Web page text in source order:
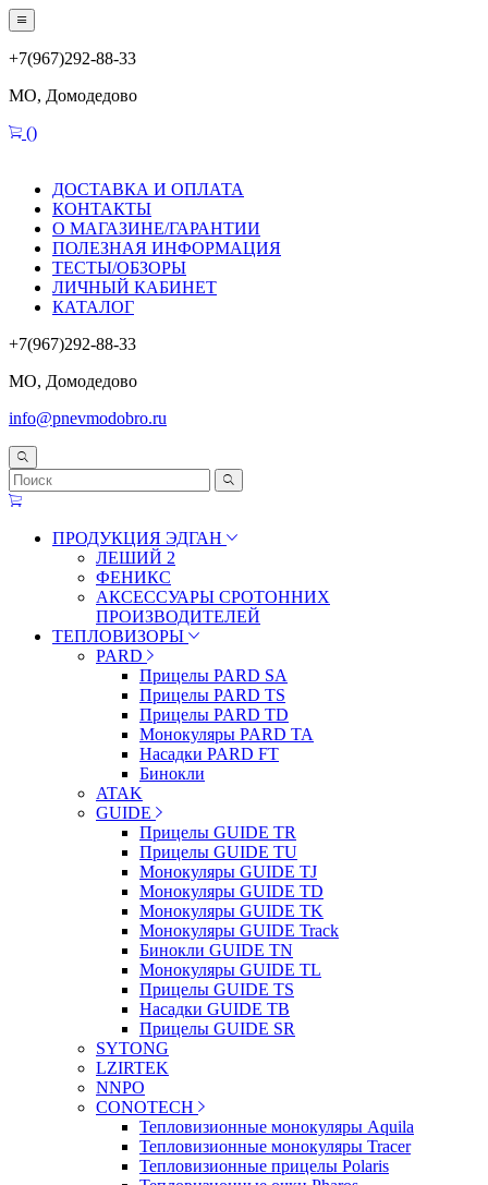
+7(967)292-88-33
МО, Домодедово
()
ДОСТАВКА И ОПЛАТА
КОНТАКТЫ
О МАГАЗИНЕ/ГАРАНТИИ
ПОЛЕЗНАЯ ИНФОРМАЦИЯ
ТЕСТЫ/ОБЗОРЫ
ЛИЧНЫЙ КАБИНЕТ
КАТАЛОГ
+7(967)292-88-33
МО, Домодедово
info@pnevmodobro.ru
ПРОДУКЦИЯ ЭДГАН
ЛЕШИЙ 2
ФЕНИКС
АКСЕССУАРЫ СРОТОННИХ
ПРОИЗВОДИТЕЛЕЙ
ТЕПЛОВИЗОРЫ
PARD
Прицелы PARD SA
Прицелы PARD TS
Прицелы PARD TD
Монокуляры PARD TA
Насадки PARD FT
Бинокли
ATAK
GUIDE
Прицелы GUIDE TR
Прицелы GUIDE TU
Монокуляры GUIDE TJ
Монокуляры GUIDE TD
Монокуляры GUIDE TK
Монокуляры GUIDE Track
Бинокли GUIDE TN
Монокуляры GUIDE TL
Прицелы GUIDE TS
Насадки GUIDE TB
Прицелы GUIDE SR
SYTONG
LZIRTEK
NNPO
CONOTECH
Тепловизионные монокуляры Aquila
Тепловизионные монокуляры Tracer
Тепловизионные прицелы Polaris